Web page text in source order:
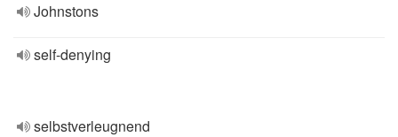
Johnstons
self-denying
selbstverleugnend